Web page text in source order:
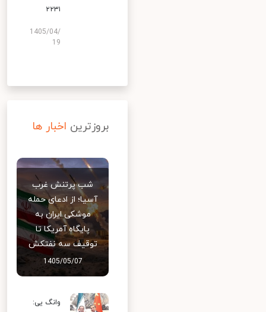
۲۲۳۱
1405/04/
19
بروزترین اخبار ها
شب پرتنش غرب
آسیا؛ از ادعای حمله
موشکی ایران به
پایگاه آمریکا تا
توقیف سه نفتکش
1405/05/07
وانگ یی: